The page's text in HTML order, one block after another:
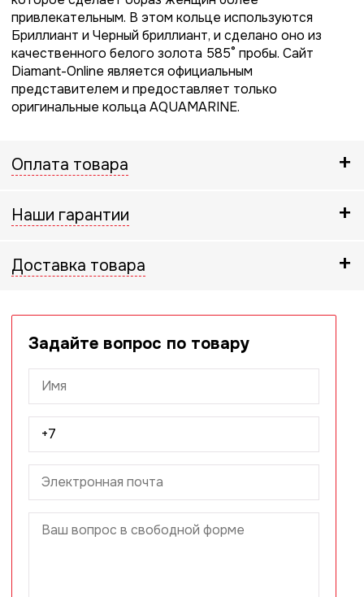
привлекательным. В этом кольце используются
Бриллиант и Черный бриллиант, и сделано оно из
качественного белого золота 585° пробы. Сайт
Diamant-Online является официальным
представителем и предоставляет только
оригинальные кольца AQUAMARINE.
Оплата товара
Наши гарантии
Доставка товара
Задайте вопрос по товару